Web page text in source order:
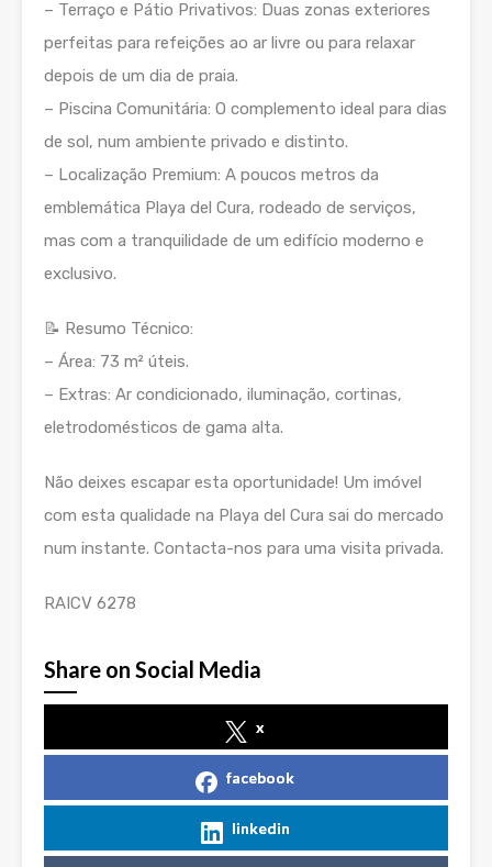
– Terraço e Pátio Privativos: Duas zonas exteriores
perfeitas para refeições ao ar livre ou para relaxar
depois de um dia de praia.
– Piscina Comunitária: O complemento ideal para dias
de sol, num ambiente privado e distinto.
– Localização Premium: A poucos metros da
emblemática Playa del Cura, rodeado de serviços,
mas com a tranquilidade de um edifício moderno e
exclusivo.
📝 Resumo Técnico:
– Área: 73 m² úteis.
– Extras: Ar condicionado, iluminação, cortinas,
eletrodomésticos de gama alta.
Não deixes escapar esta oportunidade! Um imóvel
com esta qualidade na Playa del Cura sai do mercado
num instante. Contacta-nos para uma visita privada.
RAICV 6278
Share on Social Media
x
facebook
linkedin